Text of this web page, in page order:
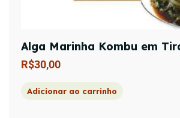
Alga Marinha Kombu em
R$30,00
Adicionar ao carrinho